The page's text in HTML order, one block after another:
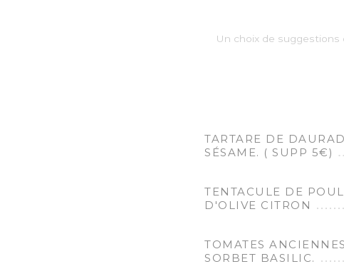
Un choix de
TARTARE DE
SÉSAME. ( SUPP 5€)
TENTACULE DE
D'OLIVE CITRON
TOMATES
SORBET BASILIC.